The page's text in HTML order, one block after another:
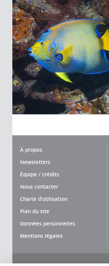
À propos
Newsletters
Équipe / crédits
Nous contacter
Charte d'utilisation
Plan du site
Données personnelles
Mentions légales